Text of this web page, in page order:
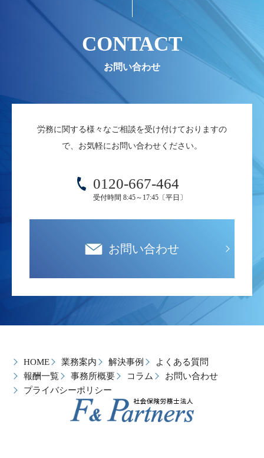
CONTACT
労務に関する様々なご相談を受け付けておりますの
で、お気軽にお問い合わせください。
0120-667-464
受付時間 8:45～17:45〔平日〕
お問い合わせ
HOME 業務案内 解決事例
よくある質問
報酬一覧
事務所概要 コラム
お問い合わせ
プライバシーポリシー